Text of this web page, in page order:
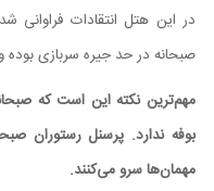
در این هتل انتقادات فراوانی
صبحانه در حد جیره سربازی بوده
مهم‌ترین نکته این است که
بوفه ندارد. پرسنل رستوران
مهمان‌ها سرو می‌کنند.